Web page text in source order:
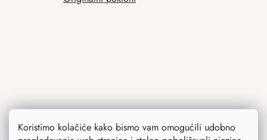
Koristimo kolačiće kako bismo vam omogućili udobno